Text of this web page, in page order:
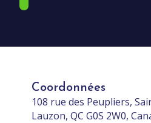
Coordonnées
108 rue des Peupliers,
Lauzon, QC G0S 2W0,